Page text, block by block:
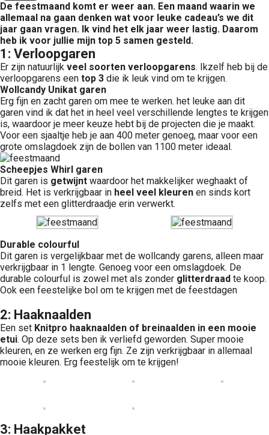
De feestmaand komt er weer aan. Een maand waarin we
allemaal na gaan denken wat voor leuke cadeau’s we dit
jaar gaan vragen. Ik vind het elk jaar weer lastig. Daarom
heb ik voor jullie mijn top 5 samen gesteld.
1: Verloopgaren
Er zijn natuurlijk veel soorten verloopgarens. Ikzelf heb bij de
verloopgarens een top 3 die ik leuk vind om te krijgen.
Wollcandy Unikat garen
Erg fijn en zacht garen om mee te werken. het leuke aan dit
garen vind ik dat het in heel veel verschillende lengtes te krijgen
is, waardoor je meer keuze hebt bij de projecten die je maakt.
Voor een sjaaltje heb je aan 400 meter genoeg, maar voor een
grote omslagdoek zijn de bollen van 1100 meter ideaal.
Scheepjes Whirl garen
Dit garen is getwijnt waardoor het makkelijker weghaakt of
breid. Het is verkrijgbaar in heel veel kleuren en sinds kort
zelfs met een glitterdraadje erin verwerkt.
Durable colourful
Dit garen is vergelijkbaar met de wollcandy garens, alleen maar
verkrijgbaar in 1 lengte. Genoeg voor een omslagdoek. De
durable colourful is zowel met als zonder glitterdraad te koop.
Ook een feestelijke bol om te krijgen met de feestdagen
2: Haaknaalden
Een set Knitpro haaknaalden of breinaalden in een mooie
etui. Op deze sets ben ik verliefd geworden. Super mooie
kleuren, en ze werken erg fijn. Ze zijn verkrijgbaar in allemaal
mooie kleuren. Erg feestelijk om te krijgen!
3: Haakpakket